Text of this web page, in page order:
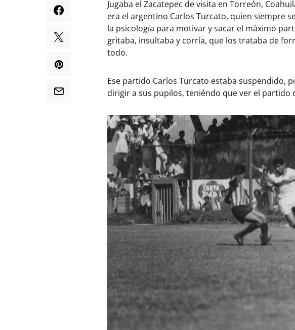
Jugaba el Zacatepec de visita en Torreón,
era el argentino Carlos Turcato, quien siempre
la psicología para motivar y sacar el máximo
gritaba, insultaba y corría, que los trataba de
todo.
Ese partido Carlos Turcato estaba suspendido,
dirigir a sus pupilos, teniéndo que ver el partido